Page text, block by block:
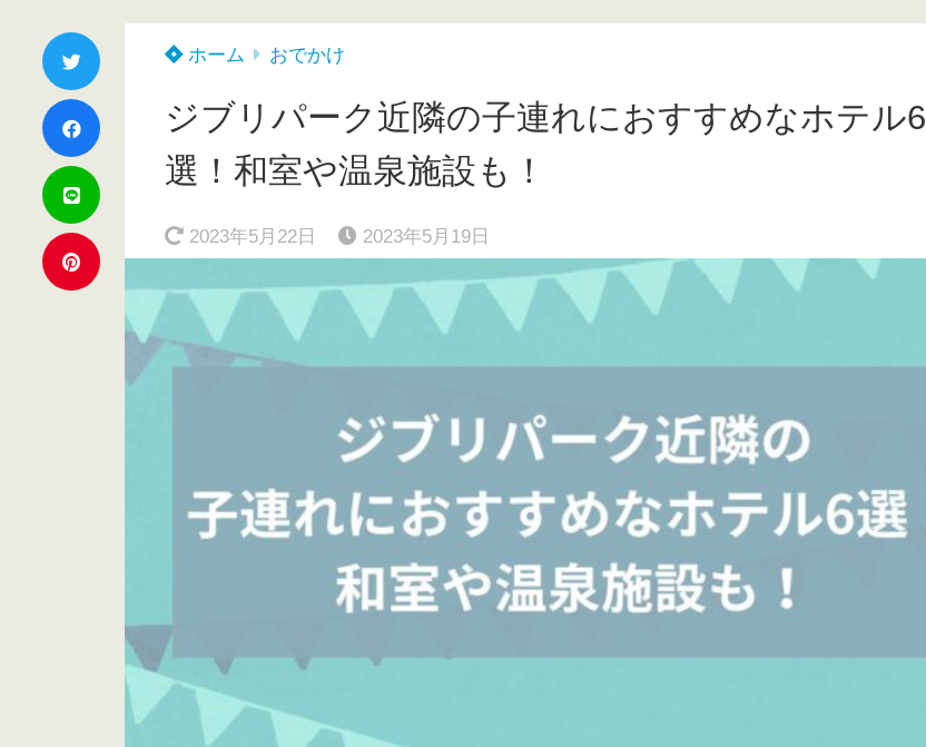
ホーム おでかけ
ジブリパーク近隣の子連れにおすすめなホテル6
選！和室や温泉施設も！
2023年5月22日 2023年5月19日